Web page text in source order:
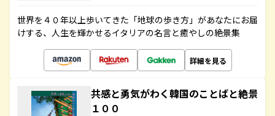
世界を４０年以上歩いてきた「地球の歩き方」があなたにお届
けする、人生を輝かせるイタリアの名言と癒やしの絶景集
詳細を見る
共感と勇気がわく韓国のことばと絶景
１００